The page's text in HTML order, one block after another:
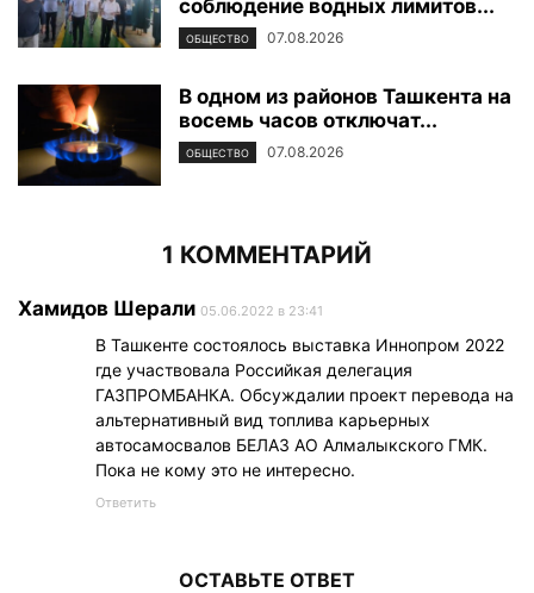
соблюдение водных лимитов...
ОБЩЕСТВО 07.08.2026
В одном из районов Ташкента на
восемь часов отключат...
ОБЩЕСТВО 07.08.2026
1 КОММЕНТАРИЙ
Хамидов Шерали 05.06.2022 в 23:41
В Ташкенте состоялось выставка Иннопром 2022
где участвовала Российкая делегация
ГАЗПРОМБАНКА. Обсуждалии проект перевода на
альтернативный вид топлива карьерных
автосамосвалов БЕЛАЗ АО Алмалыкского ГМК.
Пока не кому это не интересно.
Ответить
ОСТАВЬТЕ ОТВЕТ